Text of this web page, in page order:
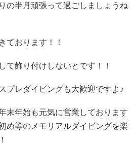
の半月頑張って過ごしましょうね
ております！！
て飾り付けしないとです！！
プレダイビングも大歓迎ですよ♪
末年始も元気に営業しております
め等のメモリアルダイビングを楽